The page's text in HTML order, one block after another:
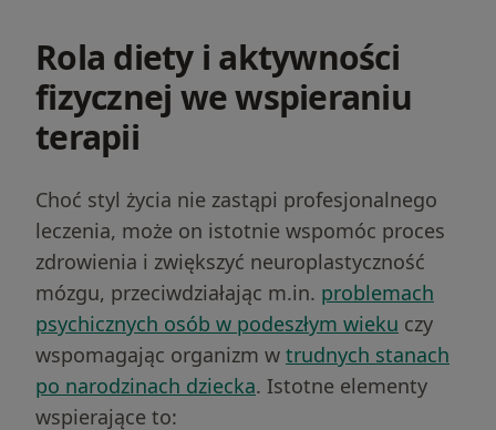
Rola diety i aktywności
fizycznej we wspieraniu
terapii
Choć styl życia nie zastąpi profesjonalnego
leczenia, może on istotnie wspomóc proces
zdrowienia i zwiększyć neuroplastyczność
mózgu, przeciwdziałając m.in. problemach
psychicznych osób w podeszłym wieku czy
wspomagając organizm w trudnych stanach
po narodzinach dziecka. Istotne elementy
wspierające to:
Szukasz wsparcia z Depresja?
Dobierz terapeutę